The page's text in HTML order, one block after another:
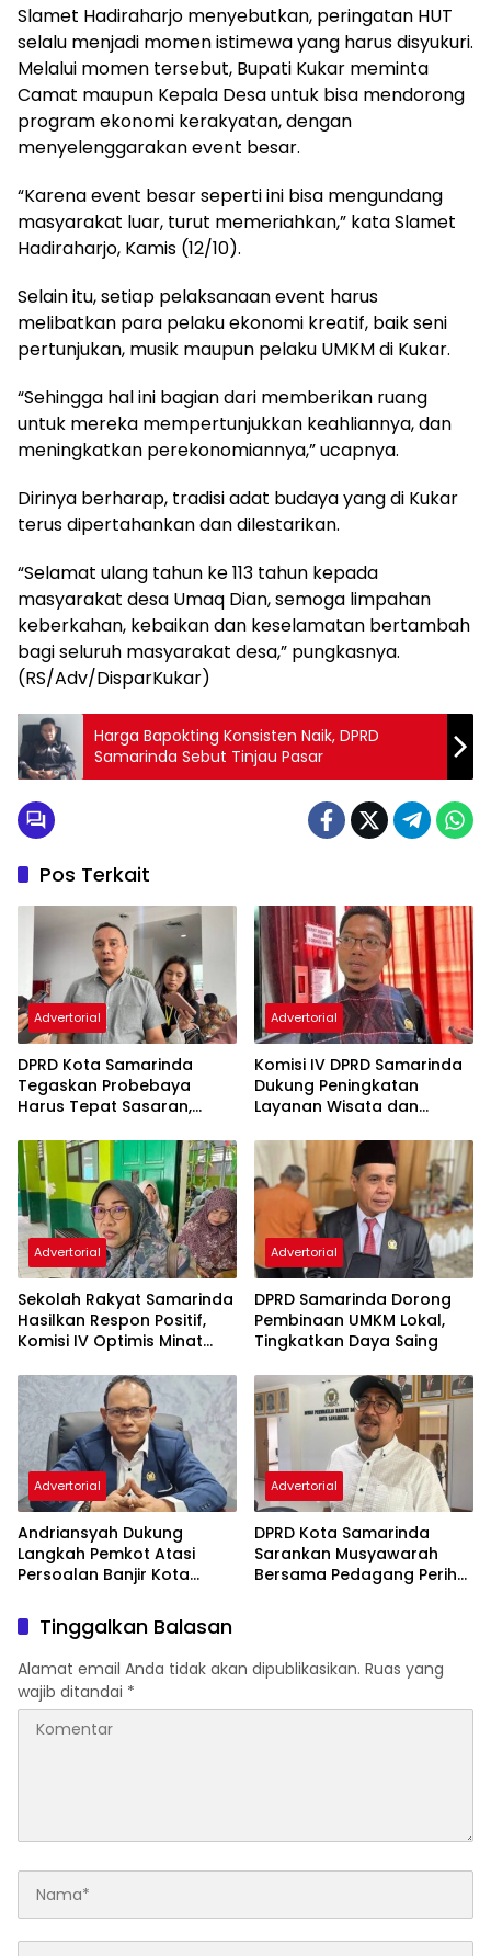
Slamet Hadiraharjo menyebutkan, peringatan HUT
selalu menjadi momen istimewa yang harus disyukuri.
Melalui momen tersebut, Bupati Kukar meminta
Camat maupun Kepala Desa untuk bisa mendorong
program ekonomi kerakyatan, dengan
menyelenggarakan event besar.
“Karena event besar seperti ini bisa mengundang
masyarakat luar, turut memeriahkan,” kata Slamet
Hadiraharjo, Kamis (12/10).
Selain itu, setiap pelaksanaan event harus
melibatkan para pelaku ekonomi kreatif, baik seni
pertunjukan, musik maupun pelaku UMKM di Kukar.
“Sehingga hal ini bagian dari memberikan ruang
untuk mereka mempertunjukkan keahliannya, dan
meningkatkan perekonomiannya,” ucapnya.
Dirinya berharap, tradisi adat budaya yang di Kukar
terus dipertahankan dan dilestarikan.
“Selamat ulang tahun ke 113 tahun kepada
masyarakat desa Umaq Dian, semoga limpahan
keberkahan, kebaikan dan keselamatan bertambah
bagi seluruh masyarakat desa,” pungkasnya.
(RS/Adv/DisparKukar)
Harga Bapokting Konsisten Naik, DPRD
Samarinda Sebut Tinjau Pasar
Pos Terkait
Advertorial
DPRD Kota Samarinda
Tegaskan Probebaya
Harus Tepat Sasaran,
Semata
Advertorial
Komisi IV DPRD Samarinda
Dukung Peningkatan
Layanan Wisata dan
Advertorial
Sekolah Rakyat Samarinda
Hasilkan Respon Positif,
Komisi IV Optimis Minat
Advertorial
DPRD Samarinda Dorong
Pembinaan UMKM Lokal,
Tingkatkan Daya Saing
Advertorial
Andriansyah Dukung
Langkah Pemkot Atasi
Persoalan Banjir Kota
Advertorial
DPRD Kota Samarinda
Sarankan Musyawarah
Bersama Pedagang Perihal
Tinggalkan Balasan
Alamat email Anda tidak akan dipublikasikan. Ruas yang
wajib ditandai *